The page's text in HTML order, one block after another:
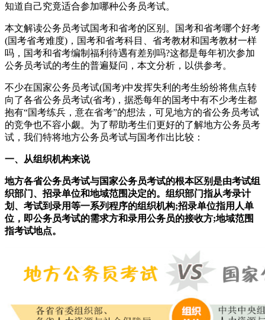
知道自己究竟适合参加哪种公务员考试。
本文解读公务员考试国考和省考的区别。国考和省考哪个好考
(国考省考难度)，国考和省考科目、省考教材和国考教材一样
吗，国考和省考编制福利待遇有差别吗?这都是每年初次参加
公务员考试的考生的普遍疑问，本文分析，以供参考。
不少在国家公务员考试(国考)中发挥失利的考生纷纷将焦点转
向了各省公务员考试(省考)，据悉每年的国考中有不少考生都
抱有“国考练兵，意在省考”的想法，可见地方的省公务员考试
的竞争也不容小觑。为了帮助考生们更好的了解地方公务员考
试，我们特将地方公务员考试与国考作出比较：
一、从组织机构来说
地方各省公务员考试与国家公务员考试的根本区别是由考试组
织部门、招录单位和地域范围决定的。组织部门指从考录计
划、考试到录用等一系列程序的组织机构;招录单位指用人单
位，即公务员考试的需求方和录用公务员的接收方;地域范围
指考试地点。